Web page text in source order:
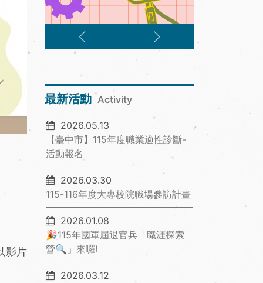
影片
最新活動 Activity
2026.05.13
【臺中市】115年度職業適性診斷-
活動報名
2026.03.30
115-116年度大專校院職場參訪計畫
2026.01.08
🎉115年國軍屆退官兵「職涯探索
營🔍」來囉!
2026.03.12